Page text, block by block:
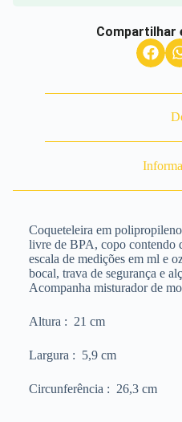
Compartilhar
Coqueteleira em
livre de BPA, copo contendo
escala de medições em ml e
bocal, trava de segurança e
Acompanha misturador de
Altura : 21 cm
Largura : 5,9 cm
Circunferência : 26,3 cm